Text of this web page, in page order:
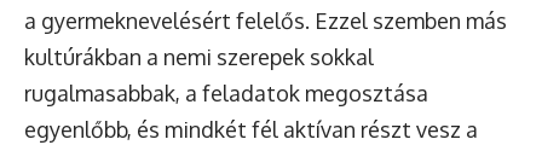
a gyermeknevelésért felelős. Ezzel szemben más
kultúrákban a nemi szerepek sokkal
rugalmasabbak, a feladatok megosztása
egyenlőbb, és mindkét fél aktívan részt vesz a